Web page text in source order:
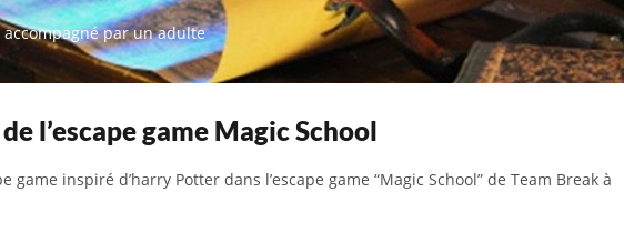
par un adulte
l’escape game Magic School
game inspiré d’harry Potter dans l’escape game “Magic School” de Team Break à